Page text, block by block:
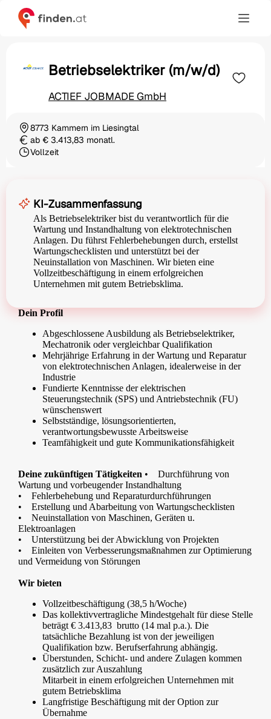
Betriebselektriker (m/w/d)
ACTIEF JOBMADE GmbH
Ortschaft
8773 Kammern im Liesingtal
Gehaltab € 3.413,83 monatl.
Beschäftigungsart
Vollzeit
KI-Zusammenfassung
Als Betriebselektriker bist du verantwortlich für die
Wartung und Instandhaltung von elektrotechnischen
Anlagen. Du führst Fehlerbehebungen durch, erstellst
Wartungschecklisten und unterstützt bei der
Neuinstallation von Maschinen. Wir bieten eine
Vollzeitbeschäftigung in einem erfolgreichen
Unternehmen mit gutem Betriebsklima.
Dein Profil
Abgeschlossene Ausbildung als Betriebselektriker,
Mechatronik oder vergleichbar Qualifikation
Mehrjährige Erfahrung in der Wartung und Reparatur
von elektrotechnischen Anlagen, idealerweise in der
Industrie
Fundierte Kenntnisse der elektrischen
Steuerungstechnik (SPS) und Antriebstechnik (FU)
wünschenswert
Selbstständige, lösungsorientierten,
verantwortungsbewusste Arbeitsweise
Teamfähigkeit und gute Kommunikationsfähigkeit
Deine zukünftigen Tätigkeiten •
Durchführung von
Wartung und vorbeugender Instandhaltung
•
Fehlerbehebung und Reparaturdurchführungen
•
Erstellung und Abarbeitung von Wartungschecklisten
•
Neuinstallation von Maschinen, Geräten u.
Elektroanlagen
•
Unterstützung bei der Abwicklung von Projekten
•
Einleiten von Verbesserungsmaßnahmen zur Optimierung
und Vermeidung von Störungen
Wir bieten
Vollzeitbeschäftigung (38,5 h/Woche)
Das kollektivvertragliche Mindestgehalt für diese Stelle
beträgt € 3.413,83 brutto (14 mal p.a.). Die
tatsächliche Bezahlung ist von der jeweiligen
Qualifikation bzw. Berufserfahrung abhängig.
Überstunden, Schicht- und andere Zulagen kommen
zusätzlich zur Auszahlung
Mitarbeit in einem erfolgreichen Unternehmen mit
gutem Betriebsklima
Langfristige Beschäftigung mit der Option zur
Übernahme